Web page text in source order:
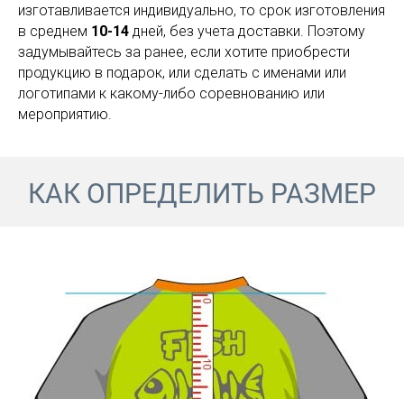
изготавливается индивидуально, то срок изготовления
в среднем 10-14 дней, без учета доставки. Поэтому
задумывайтесь за ранее, если хотите приобрести
продукцию в подарок, или сделать с именами или
логотипами к какому-либо соревнованию или
мероприятию.
КАК ОПРЕДЕЛИТЬ РАЗМЕР